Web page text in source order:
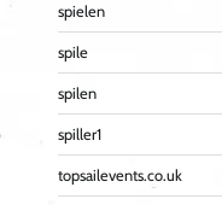
spielen
spile
spilen
spiller1
topsailevents.co.uk